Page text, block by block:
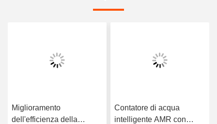
Miglioramento
dell'efficienza della
Contatore di acqua
intelligente AMR con